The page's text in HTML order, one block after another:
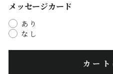
メッセージカード
あり
なし
カー